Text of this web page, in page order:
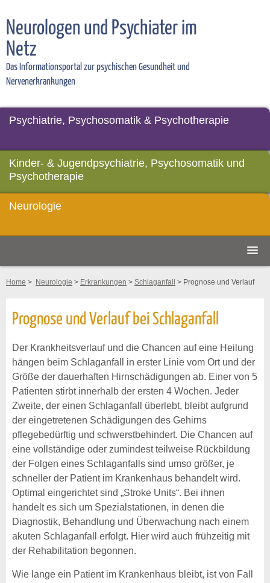
Neurologen und Psychiater im
Netz
Das Informationsportal zur psychischen Gesundheit und
Nervenerkrankungen
Psychiatrie, Psychosomatik & Psychotherapie
Kinder- & Jugendpsychiatrie, Psychosomatik und
Psychotherapie
Neurologie
Home > Neurologie > Erkrankungen > Schlaganfall > Prognose und Verlauf
Prognose und Verlauf bei Schlaganfall
Der Krankheitsverlauf und die Chancen auf eine Heilung
hängen beim Schlaganfall in erster Linie vom Ort und der
Größe der dauerhaften Hirnschädigungen ab. Einer von 5
Patienten stirbt innerhalb der ersten 4 Wochen. Jeder
Zweite, der einen Schlaganfall überlebt, bleibt aufgrund
der eingetretenen Schädigungen des Gehirns
pflegebedürftig und schwerstbehindert. Die Chancen auf
eine vollständige oder zumindest teilweise Rückbildung
der Folgen eines Schlaganfalls sind umso größer, je
schneller der Patient im Krankenhaus behandelt wird.
Optimal eingerichtet sind „Stroke Units“. Bei ihnen
handelt es sich um Spezialstationen, in denen die
Diagnostik, Behandlung und Überwachung nach einem
akuten Schlaganfall erfolgt. Hier wird auch frühzeitig mit
der Rehabilitation begonnen.
Wie lange ein Patient im Krankenhaus bleibt, ist von Fall